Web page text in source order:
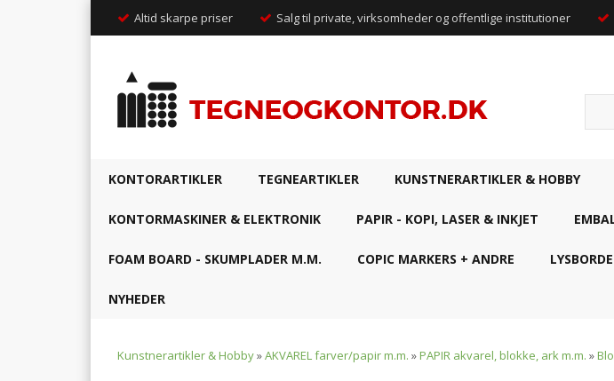
Altid skarpe priser Salg til private, virksomheder og offentlige institutioner
KONTORARTIKLER TEGNEARTIKLER KUNSTNERARTIKLER & HOBBY
KONTORMASKINER & ELEKTRONIK PAPIR - KOPI, LASER & INKJET
FOAM BOARD - SKUMPLADER M.M. COPIC MARKERS + ANDRE
NYHEDER
Kunstnerartikler & Hobby»AKVAREL farver/papir m.m. »PAPIR akvarel, blokke, ark m.m. »